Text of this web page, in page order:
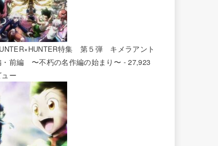
特集 第５弾 キメラアント
・前編 〜不朽の名作編の始まり〜 - 27,923
ー